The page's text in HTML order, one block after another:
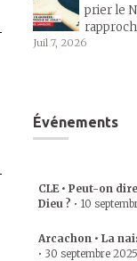
prier le
Juil 7, 2026
Événements
CLE • Peut-on
Dieu ? • 10
Arcachon • La
• 30 septembre 2025